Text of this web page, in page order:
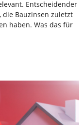
Entscheidender
die Bauzinsen zuletzt
haben. Was das für